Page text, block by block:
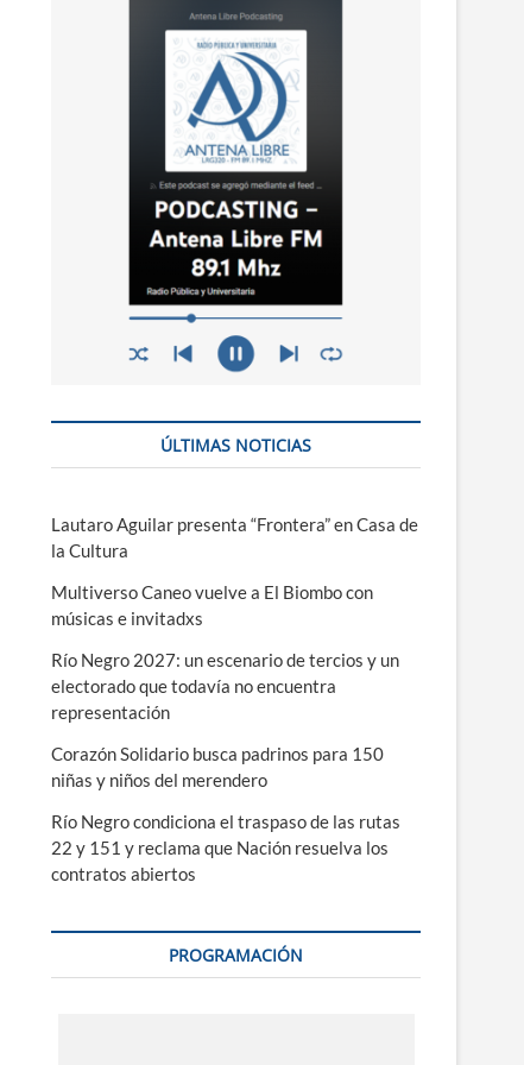
ÚLTIMAS NOTICIAS
Lautaro Aguilar presenta “Frontera” en Casa de
la Cultura
Multiverso Caneo vuelve a El Biombo con
músicas e invitadxs
Río Negro 2027: un escenario de tercios y un
electorado que todavía no encuentra
representación
Corazón Solidario busca padrinos para 150
niñas y niños del merendero
Río Negro condiciona el traspaso de las rutas
22 y 151 y reclama que Nación resuelva los
contratos abiertos
PROGRAMACIÓN